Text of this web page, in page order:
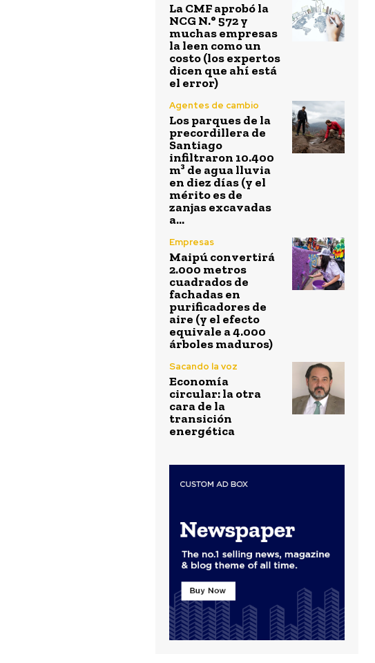
La CMF aprobó la
NCG N.° 572 y
muchas empresas
la leen como un
costo (los expertos
dicen que ahí está
el error)
Agentes de cambio
Los parques de la
precordillera de
Santiago
infiltraron 10.400
m³ de agua lluvia
en diez días (y el
mérito es de
zanjas excavadas
a...
Empresas
Maipú convertirá
2.000 metros
cuadrados de
fachadas en
purificadores de
aire (y el efecto
equivale a 4.000
árboles maduros)
Sacando la voz
Economía
circular: la otra
cara de la
transición
energética